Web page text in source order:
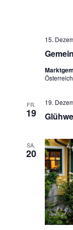
15.
Österreich
FR.
19
19.
SA.
20